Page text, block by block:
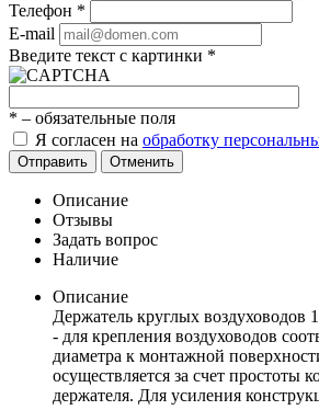
Телефон *
E-mail
Введите текст с картинки *
* – обязательные поля
Я согласен на обработку
Отправить Отменить
Описание
Отзывы
Задать вопрос
Наличие
Описание
Держатель круглых
- для крепления воздуховодов
диаметра к монтажной
осуществляется за счет простоты
держателя. Для усиления